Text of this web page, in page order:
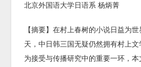
北京外国语大学日语系 杨炳菁
【摘要】在村上春树的小说日益为
天，中日韩三国无疑仍然拥有村上
为接受与传播研究中的重要一环，